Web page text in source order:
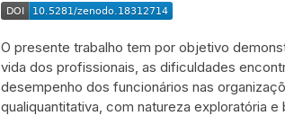
O presente trabalho tem por objetivo
vida dos profissionais, as dificuldades
desempenho dos funcionários nas
qualiquantitativa, com natureza exploratória